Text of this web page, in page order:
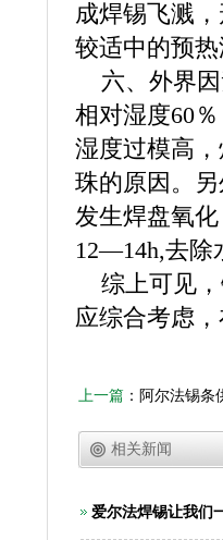
成焊锡飞溅
较适中的预
六、外界因
相对湿度60
湿度过模高
珠的原因。
发生焊盘氧
12—14h,去除
综上可见，
应综合考虑
上一篇 ： 阿尔法锡条
相关新闻
爱尔法焊锡让我们